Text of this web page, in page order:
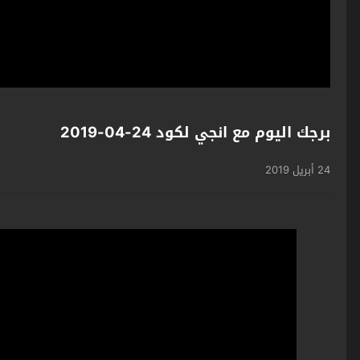
برجك اليوم مع انجي لكود 24-04-2019
24 أبريل 2019